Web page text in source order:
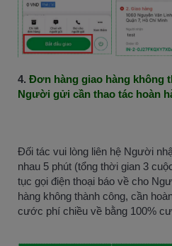
4. Đơn hàng giao hàng không
Người gửi cần thao tác hoàn
Đối tác vui lòng liên hệ Người
nhau 5 phút (tổng thời gian 3
tục gọi điện thoại báo về cho
hàng không thành công, cần
cước phí chiều về bằng 100%